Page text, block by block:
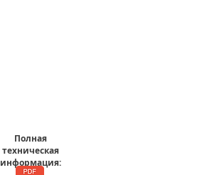
Полная
техническая
информация: